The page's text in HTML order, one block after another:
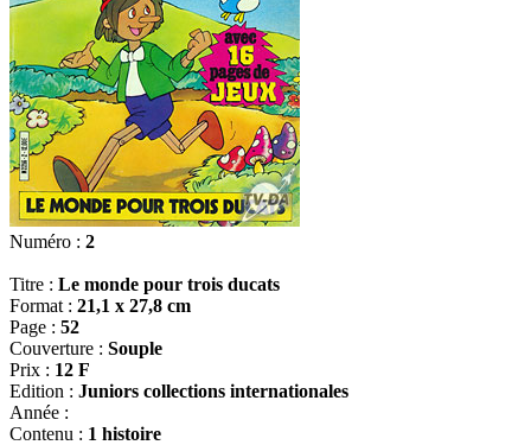
Numéro : 2
Titre : Le monde pour trois ducats
Format : 21,1 x 27,8 cm
Page : 52
Couverture : Souple
Prix : 12 F
Edition : Juniors collections internationales
Année :
Contenu : 1 histoire